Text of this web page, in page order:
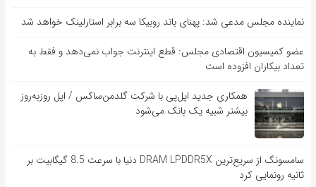
نماینده مجلس مدعی شد: پهنای باند روبیکا سه برابر استارلینک خواهد شد
عضو کمیسیون اقتصادی مجلس: قطع اینترنت جواب نمی‌دهد و فقط به
تعداد بیکاران افزوده است
همکاری جدید اپل‌پی با شرکت گلدمن‌ساکس / اپل روزبه‌روز
بیشتر شبیه یک بانک می‌شود
سامسونگ از سریع‌ترین DRAM LPDDR5X دنیا با سرعت 8.5 گیگابیت بر
ثانیه رونمایی کرد